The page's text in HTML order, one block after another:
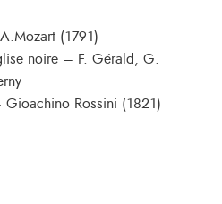
(1791)
noire – F. Gérald, G.
Rossini (1821)